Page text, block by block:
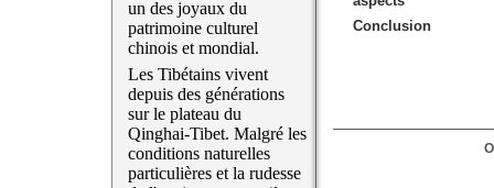
un des joyaux du
patrimoine culturel
chinois et mondial.
Les Tibétains vivent
depuis des générations
sur le plateau du
Qinghai-Tibet. Malgré les
conditions naturelles
particulières et la rudesse
Conclusion